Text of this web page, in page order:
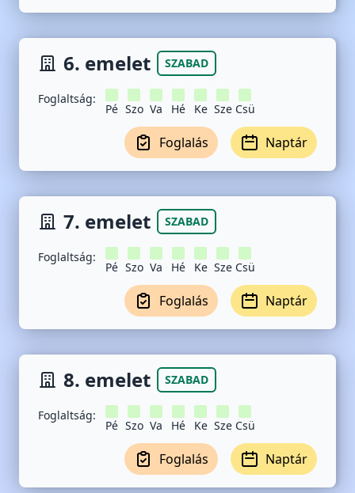
6. emelet SZABAD
Foglaltság:
Pé Szo Va Hé Ke Sze Csü
Foglalás Naptár
7. emelet SZABAD
Foglaltság:
Pé Szo Va Hé Ke Sze Csü
Foglalás Naptár
8. emelet SZABAD
Foglaltság:
Pé Szo Va Hé Ke Sze Csü
Foglalás Naptár